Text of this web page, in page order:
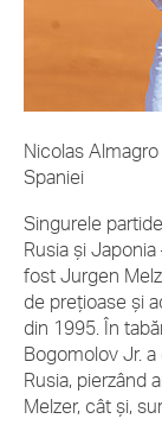
Nicolas
Spaniei
Singurele
Rusia și
fost Jurgen
de prețioase și
din 1995. În
Bogomolov Jr.
Rusia, pierzând
Melzer, cât și,